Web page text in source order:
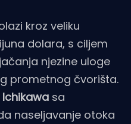
kroz veliku
dolara, s ciljem
njezine uloge
prometnog čvorišta.
Ichikawa sa
naseljavanje otoka